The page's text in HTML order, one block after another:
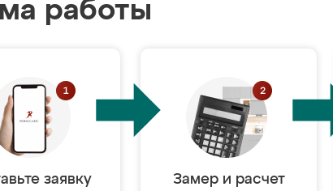
работы
заявку Замер и расчет